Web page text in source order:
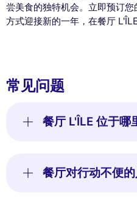
尝美食的独特机会。立即预订
方式迎接新的一年，在餐厅
常见问题
餐厅 L'ÎLE 位于哪
餐厅对行动不便